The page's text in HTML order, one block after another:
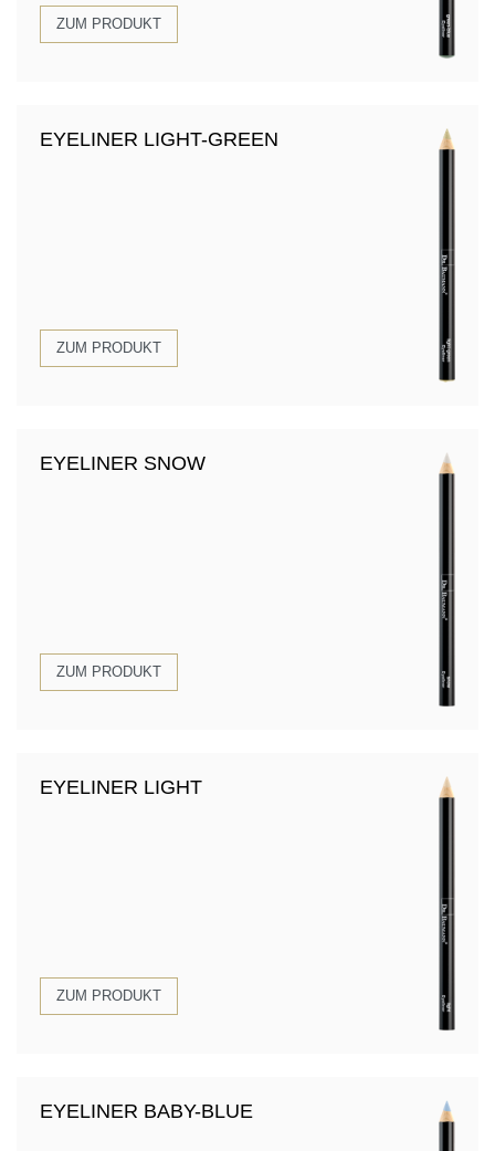
ZUM PRODUKT
EYELINER LIGHT-GREEN
ZUM PRODUKT
EYELINER SNOW
ZUM PRODUKT
EYELINER LIGHT
ZUM PRODUKT
EYELINER BABY-BLUE